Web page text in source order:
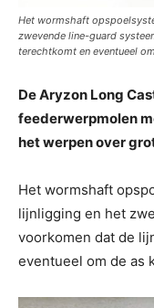
Het wormshaft
zwevende line-guard
terechtkomt en eventueel
De Aryzon Long
feederwerpmolen
het werpen over
Het wormshaft
lijnligging en het
voorkomen dat de
eventueel om de as